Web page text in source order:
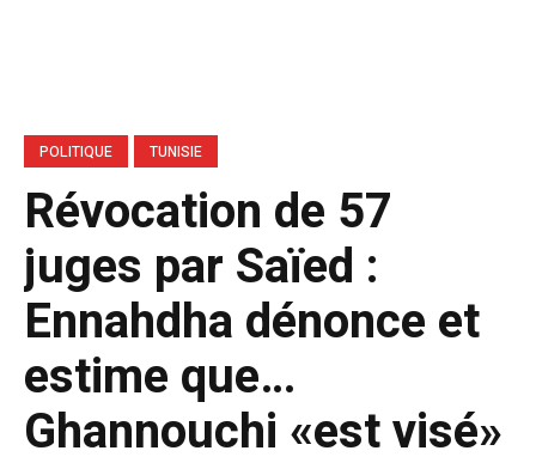
POLITIQUE TUNISIE
Révocation de 57
juges par Saïed :
Ennahdha dénonce et
estime que…
Ghannouchi «est visé»